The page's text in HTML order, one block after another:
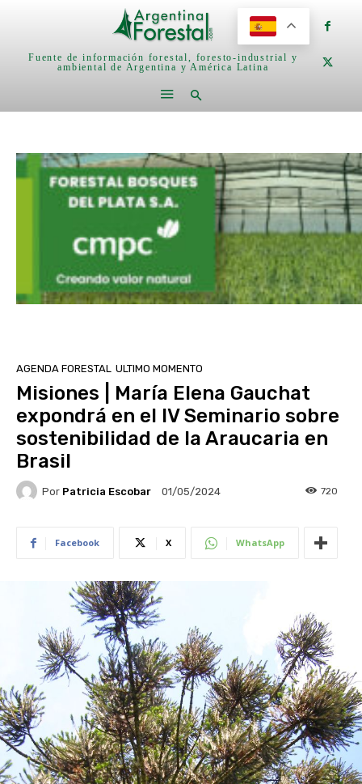
Fuente de información forestal, foresto-industrial y
ambiental de Argentina y América Latina
AGENDA FORESTAL ULTIMO MOMENTO
Misiones | María Elena Gauchat
expondrá en el IV Seminario sobre
sostenibilidad de la Araucaria en
Brasil
Por Patricia Escobar 01/05/2024 720
Facebook X WhatsApp